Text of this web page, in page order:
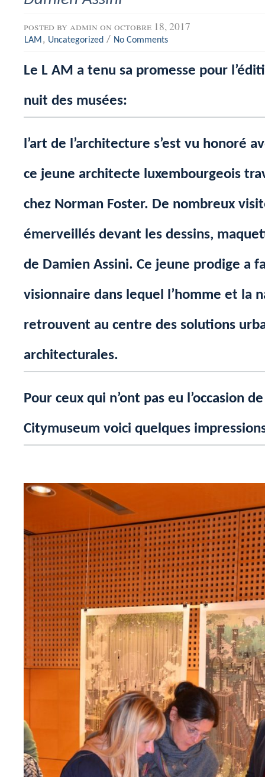
posted by admin on octobre 18, 2017
LAM , Uncategorized / No Comments
Le L AM a tenu sa promesse pour
nuit des musées:
l’art de l’architecture s’est vu honoré
ce jeune architecte luxembourgeois
chez Norman Foster. De nombreux
émerveillés devant les dessins,
de Damien Assini. Ce jeune prodige a
visionnaire dans lequel l’homme et la
retrouvent au centre des solutions
architecturales.
Pour ceux qui n’ont pas eu l’occasion
Citymuseum voici quelques